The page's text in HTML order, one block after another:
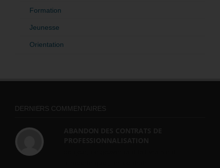
Formation
Jeunesse
Orientation
DERNIERS COMMENTAIRES